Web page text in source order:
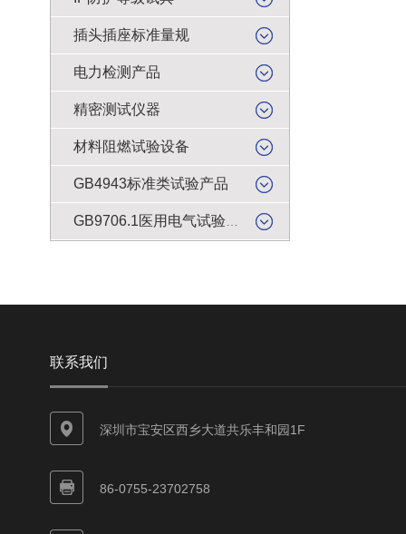
插头插座标准量规
电力检测产品
精密测试仪器
材料阻燃试验设备
GB4943标准类试验产品
联系我们
深圳市宝安区西乡大道共乐丰和园1F
86-0755-23702758